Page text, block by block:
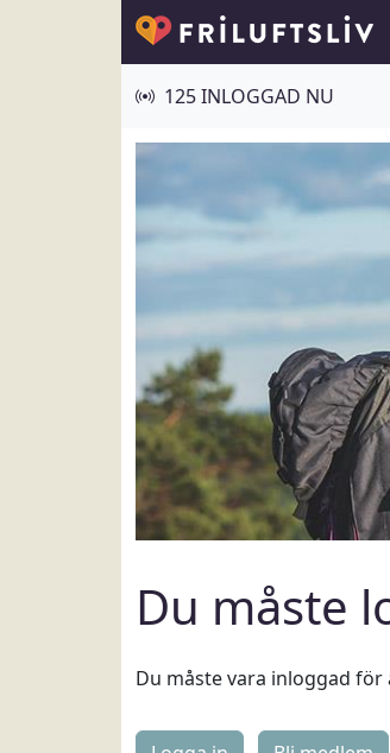
125 INLOGGAD NU
Du måste
Du måste vara inloggad